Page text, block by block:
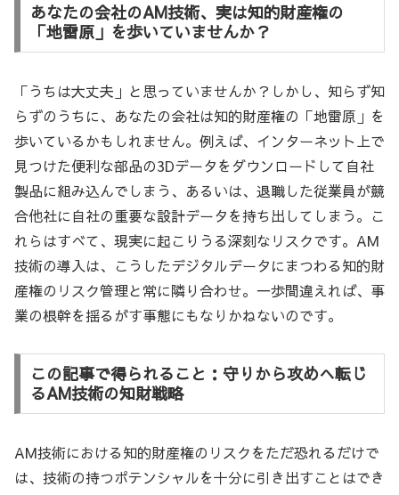
あなたの会社のAM技術、実は知的財産権の
「地雷原」を歩いていませんか？
「うちは大丈夫」と思っていませんか？しかし、知らず知
らずのうちに、あなたの会社は知的財産権の「地雷原」を
歩いているかもしれません。例えば、インターネット上で
見つけた便利な部品の3Dデータをダウンロードして自社
製品に組み込んでしまう、あるいは、退職した従業員が競
合他社に自社の重要な設計データを持ち出してしまう。こ
れらはすべて、現実に起こりうる深刻なリスクです。AM
技術の導入は、こうしたデジタルデータにまつわる知的財
産権のリスク管理と常に隣り合わせ。一歩間違えれば、事
業の根幹を揺るがす事態にもなりかねないのです。
この記事で得られること：守りから攻めへ転じ
るAM技術の知財戦略
AM技術における知的財産権のリスクをただ恐れるだけで
は、技術の持つポテンシャルを十分に引き出すことはでき